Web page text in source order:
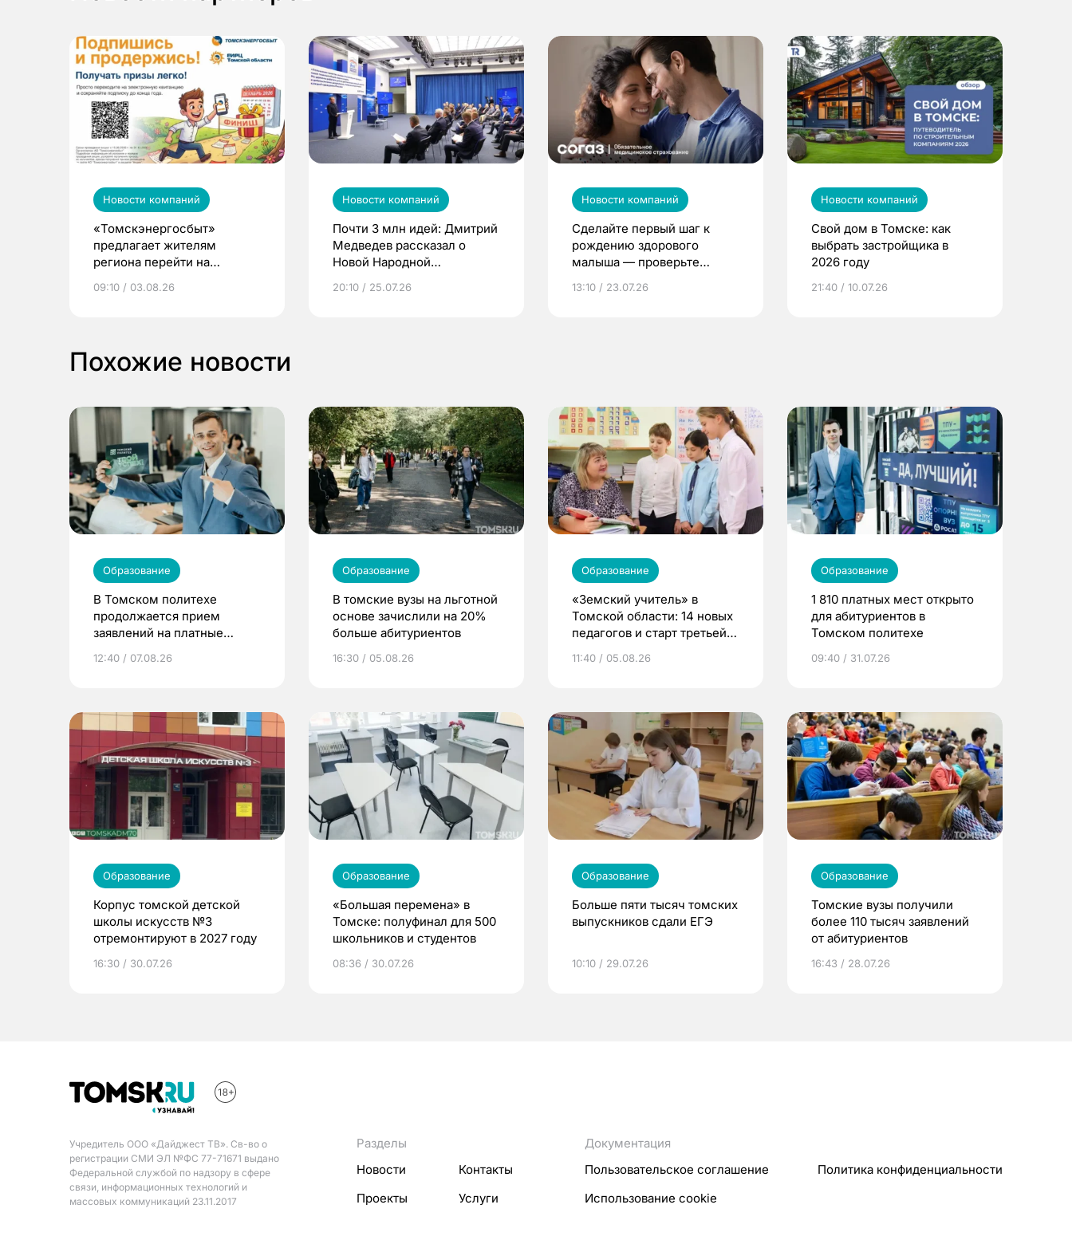
Новости компаний
«Томскэнергосбыт»
предлагает жителям
региона перейти на
выиграть призы
09:10 / 03.08.26
Новости компаний
Почти 3 млн идей: Дмитрий
Медведев рассказал о
Новой Народной
20:10 / 25.07.26
Новости компаний
Сделайте первый шаг к
рождению здорового
малыша — проверьте
по ОМС!
13:10 / 23.07.26
Новости компаний
Свой дом в Томске: как
выбрать застройщика в
2026 году
21:40 / 10.07.26
Похожие новости
Образование
В Томском политехе
продолжается прием
заявлений на платные
12:40 / 07.08.26
Образование
В томские вузы на льготной
основе зачислили на 20%
больше абитуриентов
16:30 / 05.08.26
Образование
«Земский учитель» в
Томской области: 14 новых
педагогов и старт третьей
11:40 / 05.08.26
Образование
1 810 платных мест открыто
для абитуриентов в
Томском политехе
09:40 / 31.07.26
Образование
Корпус томской детской
школы искусств №3
отремонтируют в 2027 году
16:30 / 30.07.26
Образование
«Большая перемена» в
Томске: полуфинал для 500
школьников и студентов
08:36 / 30.07.26
Образование
Больше пяти тысяч томских
выпускников сдали ЕГЭ
10:10 / 29.07.26
Образование
Томские вузы получили
более 110 тысяч заявлений
от абитуриентов
16:43 / 28.07.26
Учредитель ООО «Дайджест ТВ». Св-во о
регистрации СМИ ЭЛ №ФС 77-71671 выдано
Федеральной службой по надзору в сфере
связи, информационных технологий и
массовых коммуникаций 23.11.2017
Разделы
Новости
Контакты
Проекты
Услуги
Документация
Пользовательское соглашение
Политика конфиденциальности
Использование cookie